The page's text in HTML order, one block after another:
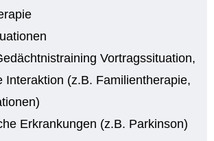
Vortragssituation,
Interaktion (z.B. Familientherapie,
Erkrankungen (z.B. Parkinson)